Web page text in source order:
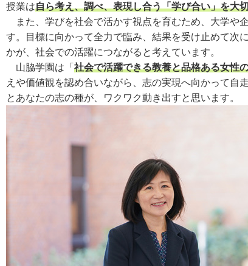
授業は自ら考え、調べ、表現し合う「学び合い」を大
また、学びを社会で活かす視点を育むため、大学や
す。目標に向かって全力で臨み、結果を受け止めて次
かが、社会での活躍につながると考えています。
山脇学園は「 社会で活躍できる教養と品格ある女性
えや価値観を認め合いながら、志の実現へ向かって自
とあなたの志の種が、ワクワク動き出すと思います。